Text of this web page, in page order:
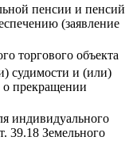
пенсии и пенсий
(заявление
торгового объекта
судимости и (или)
о прекращении
индивидуального
39.18 Земельного